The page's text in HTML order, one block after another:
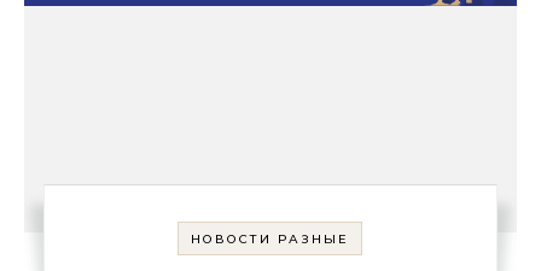
НОВОСТИ РАЗНЫЕ